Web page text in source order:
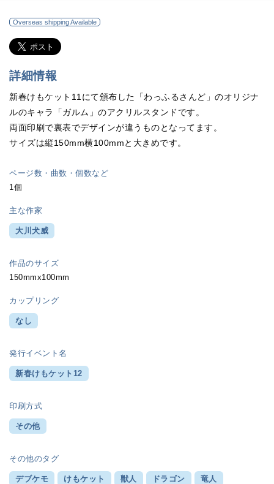
Overseas shipping Available
詳細情報
新春けもケット11にて頒布した「わっふるさんど」のオリジナ
ルのキャラ「ガルム」のアクリルスタンドです。
両面印刷で裏表でデザインが違うものとなってます。
サイズは縦150mm横100mmと大きめです。
ページ数・曲数・個数など
1個
主な作家
大川犬威
作品のサイズ
150mmx100mm
カップリング
なし
発行イベント名
新春けもケット12
印刷方式
その他
その他のタグ
デブケモ けもケット 獣人 ドラゴン 竜人